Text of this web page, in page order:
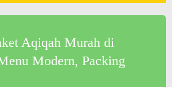
Aqiqah Murah di
Modern, Packing